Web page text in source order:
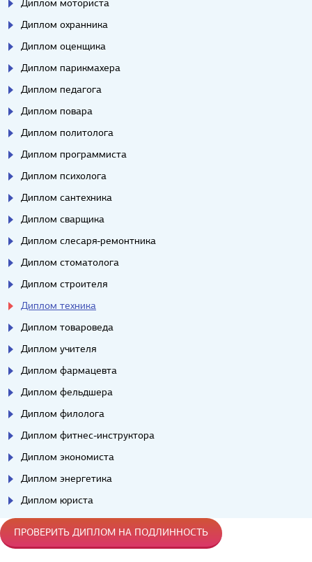
Диплом моториста
Диплом охранника
Диплом оценщика
Диплом парикмахера
Диплом педагога
Диплом повара
Диплом политолога
Диплом программиста
Диплом психолога
Диплом сантехника
Диплом сварщика
Диплом слесаря-ремонтника
Диплом стоматолога
Диплом строителя
Диплом техника
Диплом товароведа
Диплом учителя
Диплом фармацевта
Диплом фельдшера
Диплом филолога
Диплом фитнес-инструктора
Диплом экономиста
Диплом энергетика
Диплом юриста
ПРОВЕРИТЬ ДИПЛОМ НА ПОДЛИННОСТЬ